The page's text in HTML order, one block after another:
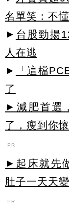
名單笑：不
► 台股勁揚
人在逃
►
「這檔
了
►減肥首選
了，瘦到你
PR
►起床就先
肚子一天天變
PR